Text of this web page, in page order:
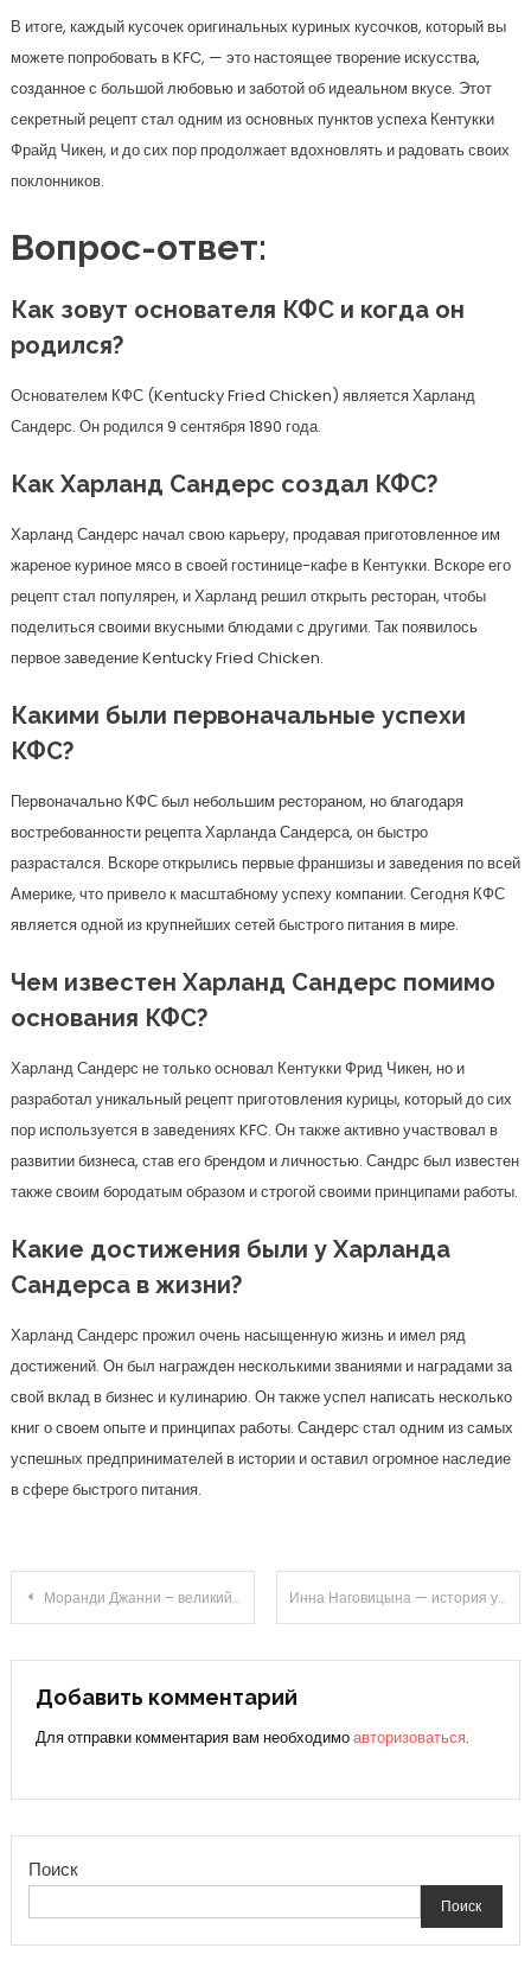
В итоге, каждый кусочек оригинальных куриных кусочков, который вы
можете попробовать в KFC, — это настоящее творение искусства,
созданное с большой любовью и заботой об идеальном вкусе. Этот
секретный рецепт стал одним из основных пунктов успеха Кентукки
Фрайд Чикен, и до сих пор продолжает вдохновлять и радовать своих
поклонников.
Вопрос-ответ:
Как зовут основателя КФС и когда он
родился?
Основателем КФС (Kentucky Fried Chicken) является Харланд
Сандерс. Он родился 9 сентября 1890 года.
Как Харланд Сандерс создал КФС?
Харланд Сандерс начал свою карьеру, продавая приготовленное им
жареное куриное мясо в своей гостинице-кафе в Кентукки. Вскоре его
рецепт стал популярен, и Харланд решил открыть ресторан, чтобы
поделиться своими вкусными блюдами с другими. Так появилось
первое заведение Kentucky Fried Chicken.
Какими были первоначальные успехи
КФС?
Первоначально КФС был небольшим рестораном, но благодаря
востребованности рецепта Харланда Сандерса, он быстро
разрастался. Вскоре открылись первые франшизы и заведения по всей
Америке, что привело к масштабному успеху компании. Сегодня КФС
является одной из крупнейших сетей быстрого питания в мире.
Чем известен Харланд Сандерс помимо
основания КФС?
Харланд Сандерс не только основал Кентукки Фрид Чикен, но и
разработал уникальный рецепт приготовления курицы, который до сих
пор используется в заведениях KFC. Он также активно участвовал в
развитии бизнеса, став его брендом и личностью. Сандрс был известен
также своим бородатым образом и строгой своими принципами работы.
Какие достижения были у Харланда
Сандерса в жизни?
Харланд Сандерс прожил очень насыщенную жизнь и имел ряд
достижений. Он был награжден несколькими званиями и наградами за
свой вклад в бизнес и кулинарию. Он также успел написать несколько
книг о своем опыте и принципах работы. Сандерс стал одним из самых
успешных предпринимателей в истории и оставил огромное наследие
в сфере быстрого питания.
Навигация
по
записям
Моранди Джанни – великий художник, его биография, творчество и фото — главное, что нужно знать о талантливом мастере Инна Наговицына — история успеха, славы и личных трудностей в жизни звезды
Добавить комментарий
Для отправки комментария вам необходимоавторизоваться.
Поиск
Поиск